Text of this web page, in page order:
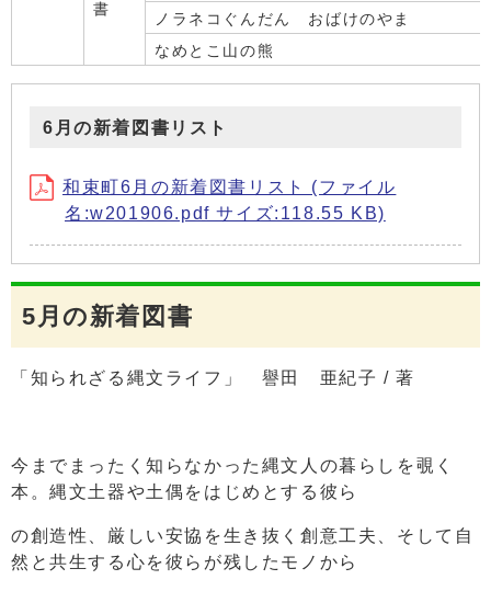
書
ノラネコぐんだん おばけのやま
なめとこ山の熊
6月の新着図書リスト
和束町6月の新着図書リスト (ファイル
名:w201906.pdf サイズ:118.55 KB)
5月の新着図書
「知られざる縄文ライフ」 譽田 亜紀子 / 著
今までまったく知らなかった縄文人の暮らしを覗く
本。縄文土器や土偶をはじめとする彼ら
の創造性、厳しい安協を生き抜く創意工夫、そして自
然と共生する心を彼らが残したモノから